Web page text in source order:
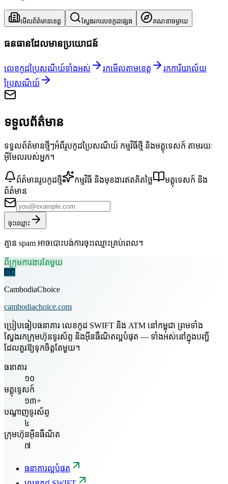
មើលព័ត៌មានខេត្ត ស្វែងរកលេខកូដផ្សេង គណនាចម្ងាយ
ធនធានដែលមានប្រយោជន៍
លេខកូដប្រៃសណីយ៍ទាំងអស់ រកមើលតាមខេត្ត
រកការិយាល័យ
ប្រៃសណីយ៍
ទទួលព័ត៌មាន
ទទួលព័ត៌មានថ្មីៗអំពីរូបកូដប្រៃសណីយ៍ កម្មវិធីថ្មី និងមគ្គុទេសក៍ តាមរយៈ
អ៊ីមែលរបស់អ្នក។
ព័ត៌មានរូបកូដថ្មី កម្មវិធី និងមុខងារឥតគិតថ្លៃ
មគ្គុទេសក៍ និង
ព័ត៌មាន
ចុះឈ្មោះ
គ្មាន spam អាចបោះបង់ការចុះឈ្មោះគ្រប់ពេល។
ពីក្រុមការងារតែមួយ
CC
CambodiaChoice
cambodiachoice.com
ប្រៀបធៀបធនាគារ លេខកូដ SWIFT និង ATM នៅកម្ពុជា ព្រមទាំង
ស្វែងរកក្រុមហ៊ុនទូរស័ព្ទ និងអ៊ីនធឺណិតល្អបំផុត — ទាំងអស់នៅក្នុងបញ្ជី
ដែលគួរឱ្យទុកចិត្តតែមួយ។
ធនាគារ
១០
មគ្គុទ្ទេសក៍
១៣+
បណ្តាញទូរស័ព្ទ
៤
ក្រុមហ៊ុនអ៊ីនធឺណិត
៧
ធនាគារល្អបំផុត